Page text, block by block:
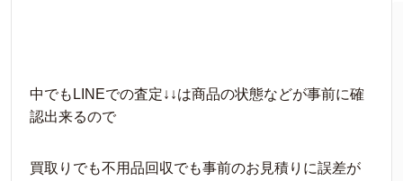
中でもLINEでの査定↓↓は商品の状態などが事前に確
認出来るので
買取りでも不用品回収でも事前のお見積りに誤差が